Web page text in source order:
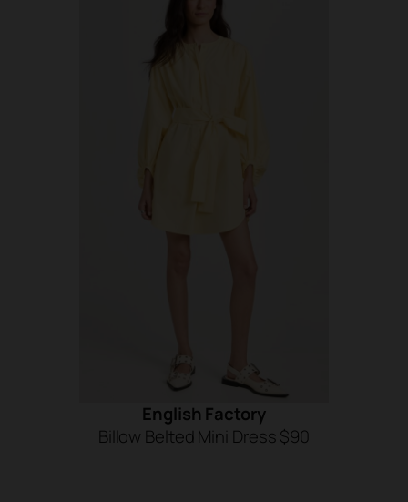
English Factory
Billow Belted Mini Dress $90